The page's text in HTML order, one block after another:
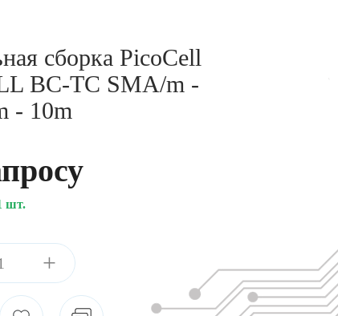
сборка PicoCell
BC-TC SMA/m -
- 10m
шт.
+